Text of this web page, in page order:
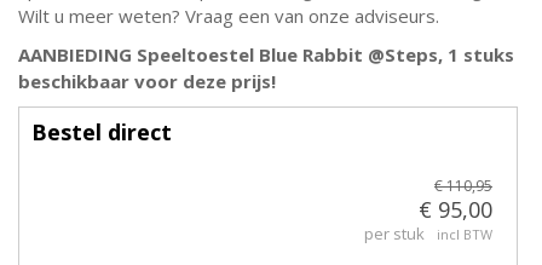
Wilt u meer weten? Vraag een van onze adviseurs.
AANBIEDING Speeltoestel Blue Rabbit @Steps, 1 stuks
beschikbaar voor deze prijs!
Bestel direct
€ 110,95
€ 95,00
per stuk incl BTW